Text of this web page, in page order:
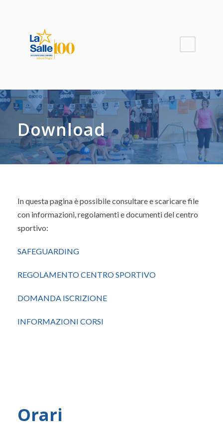
Download
In questa pagina è possibile consultare e scaricare file
con informazioni, regolamenti e documenti del centro
sportivo:
SAFEGUARDING
REGOLAMENTO CENTRO SPORTIVO
DOMANDA ISCRIZIONE
INFORMAZIONI CORSI
Orari